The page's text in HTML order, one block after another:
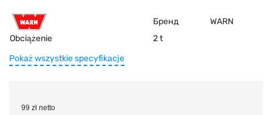
Бренд
WARN
Obciążenie
2 t
Pokaż wszystkie specyfikacje
99 zł netto